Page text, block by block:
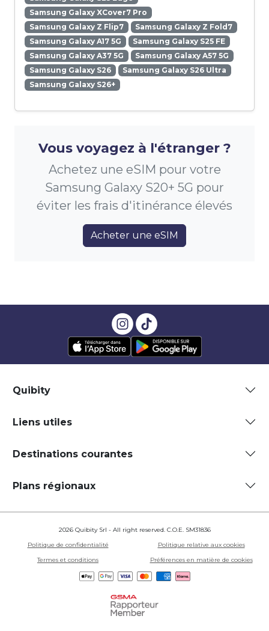
Samsung Galaxy XCover7 Pro
Samsung Galaxy Z Flip7
Samsung Galaxy Z Fold7
Samsung Galaxy A17 5G
Samsung Galaxy S25 FE
Samsung Galaxy A37 5G
Samsung Galaxy A57 5G
Samsung Galaxy S26
Samsung Galaxy S26 Ultra
Samsung Galaxy S26+
Vous voyagez à l'étranger ?
Achetez une eSIM pour votre
Samsung Galaxy S20+ 5G pour
éviter les frais d'itinérance élevés
Acheter une eSIM
Quibity
Liens utiles
Destinations courantes
Plans régionaux
2026 Quibity Srl - All right reserved. C.O.E. SM31836
Politique de confidentialité
Politique relative aux cookies
Termes et conditions
Préférences en matière de cookies